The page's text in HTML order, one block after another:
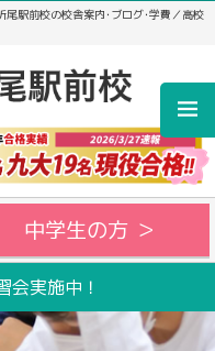
駅前校の校舎案内･ブログ･学費／高校
中学生の方 ＞
会実施中！